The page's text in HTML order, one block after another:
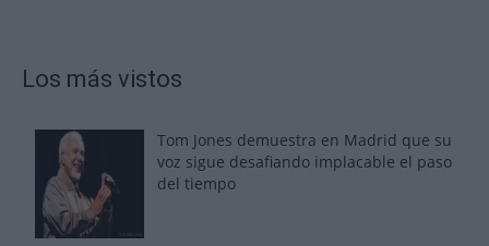
Los más vistos
Tom Jones demuestra en Madrid que su
voz sigue desafiando implacable el paso
del tiempo